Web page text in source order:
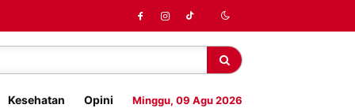
Kesehatan Opini Minggu, 09 Agu 2026